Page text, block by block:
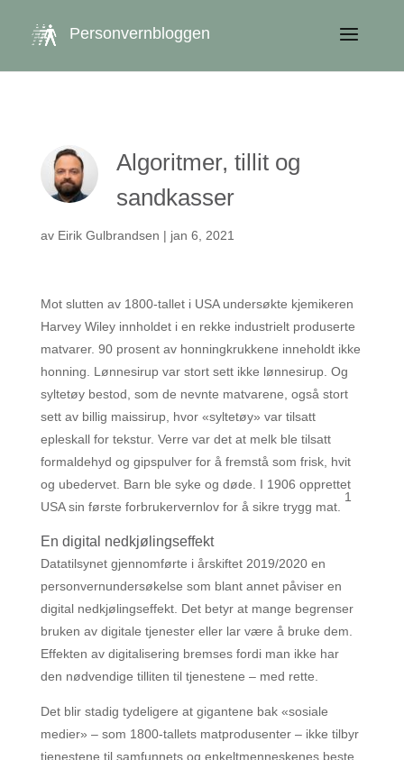
Personvernbloggen
Algoritmer, tillit og
sandkasser
av Eirik Gulbrandsen | jan 6, 2021
Mot slutten av 1800-tallet i USA undersøkte kjemikeren
Harvey Wiley innholdet i en rekke industrielt produserte
matvarer. 90 prosent av honningkrukkene inneholdt ikke
honning. Lønnesirup var stort sett ikke lønnesirup. Og
syltetøy bestod, som de nevnte matvarene, også stort
sett av billig maissirup, hvor «syltetøy» var tilsatt
epleskall for tekstur. Verre var det at melk ble tilsatt
formaldehyd og gipspulver for å fremstå som frisk, hvit
og ubedervet. Barn ble syke og døde. I 1906 opprettet
USA sin første forbrukervernlov for å sikre trygg mat.
1
En digital nedkjølingseffekt
Datatilsynet gjennomførte i årskiftet 2019/2020 en
personvernundersøkelse som blant annet påviser en
digital nedkjølingseffekt. Det betyr at mange begrenser
bruken av digitale tjenester eller lar være å bruke dem.
Effekten av digitalisering bremses fordi man ikke har
den nødvendige tilliten til tjenestene – med rette.
Det blir stadig tydeligere at gigantene bak «sosiale
medier» – som 1800-tallets matprodusenter – ikke tilbyr
tjenestene til samfunnets og enkeltmenneskenes beste.